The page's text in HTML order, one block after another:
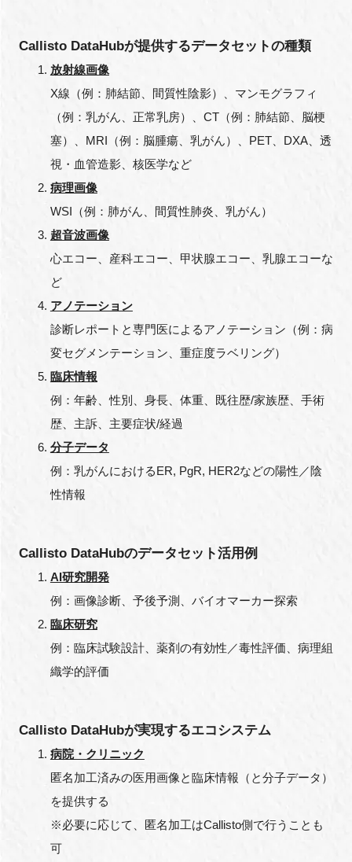
Callisto DataHubが提供するデータセットの種類
放射線画像
X線（例：肺結節、間質性陰影）、マンモグラフィ
（例：乳がん、正常乳房）、CT（例：肺結節、脳梗
塞）、MRI（例：脳腫瘍、乳がん）、PET、DXA、透
視・血管造影、核医学など
病理画像
WSI（例：肺がん、間質性肺炎、乳がん）
超音波画像
心エコー、産科エコー、甲状腺エコー、乳腺エコーな
ど
アノテーション
診断レポートと専門医によるアノテーション（例：病
変セグメンテーション、重症度ラベリング）
臨床情報
例：年齢、性別、身長、体重、既往歴/家族歴、手術
歴、主訴、主要症状/経過
分子データ
例：乳がんにおけるER, PgR, HER2などの陽性／陰
性情報
Callisto DataHubのデータセット活用例
AI研究開発
例：画像診断、予後予測、バイオマーカー探索
臨床研究
例：臨床試験設計、薬剤の有効性／毒性評価、病理組
織学的評価
Callisto DataHubが実現するエコシステム
病院・クリニック
匿名加工済みの医用画像と臨床情報（と分子データ）
を提供する
※必要に応じて、匿名加工はCallisto側で行うことも
可